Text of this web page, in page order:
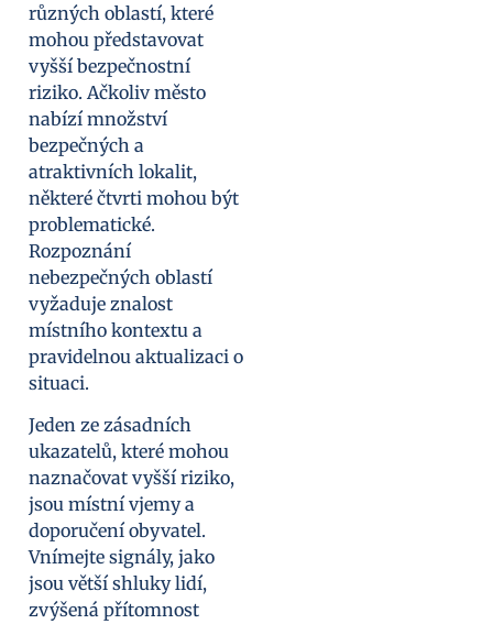
různých oblastí, které
mohou představovat
vyšší bezpečnostní
riziko. Ačkoliv město
nabízí množství
bezpečných a
atraktivních lokalit,
některé čtvrti mohou být
problematické.
Rozpoznání
nebezpečných oblastí
vyžaduje znalost
místního kontextu a
pravidelnou aktualizaci o
situaci.
Jeden ze zásadních
ukazatelů, které mohou
naznačovat vyšší riziko,
jsou místní vjemy a
doporučení obyvatel.
Vnímejte signály, jako
jsou větší shluky lidí,
zvýšená přítomnost